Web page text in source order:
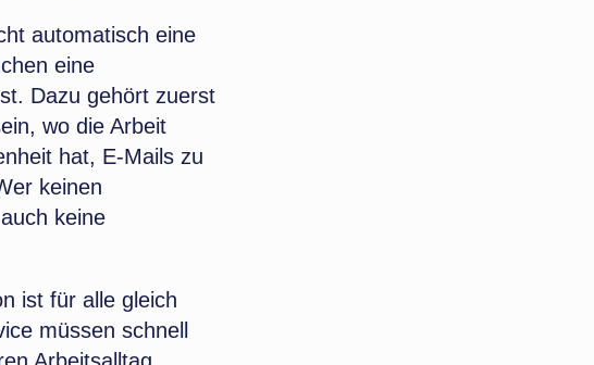
automatisch eine
eine
Dazu gehört zuerst
wo die Arbeit
hat, E-Mails zu
keinen
keine
ist für alle gleich
müssen schnell